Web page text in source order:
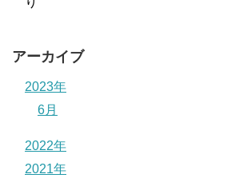
アーカイブ
2023年
6月
2022年
2021年